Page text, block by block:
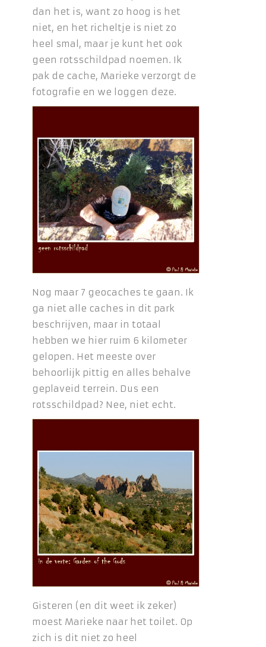
dan het is, want zo hoog is het
niet, en het richeltje is niet zo
heel smal, maar je kunt het ook
geen rotsschildpad noemen. Ik
pak de cache, Marieke verzorgt de
fotografie en we loggen deze.
Nog maar 7 geocaches te gaan. Ik
ga niet alle caches in dit park
beschrijven, maar in totaal
hebben we hier ruim 6 kilometer
gelopen. Het meeste over
behoorlijk pittig en alles behalve
geplaveid terrein. Dus een
rotsschildpad? Nee, niet echt.
Gisteren (en dit weet ik zeker)
moest Marieke naar het toilet. Op
zich is dit niet zo heel